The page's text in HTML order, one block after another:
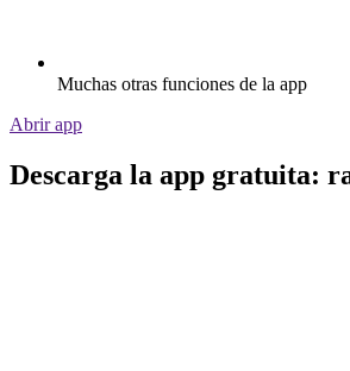
Muchas otras funciones de la app
Abrir app
Descarga la app gratuita: